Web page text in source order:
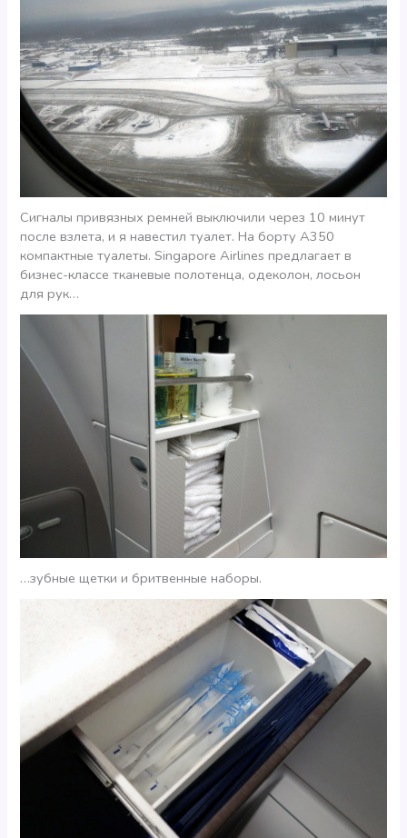
Сигналы привязных ремней выключили через 10 минут
после взлета, и я навестил туалет. На борту А350
компактные туалеты. Singapore Airlines предлагает в
бизнес-классе тканевые полотенца, одеколон, лосьон
для рук…
…зубные щетки и бритвенные наборы.